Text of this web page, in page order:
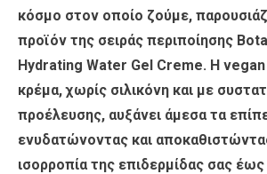
κόσμο στον οποίο ζούμε,
προϊόν της σειράς περιποίησης
Hydrating Water Gel Creme. Η
κρέμα, χωρίς σιλικόνη και με
προέλευσης, αυξάνει άμεσα τα
ενυδατώνοντας και
ισορροπία της επιδερμίδας σας